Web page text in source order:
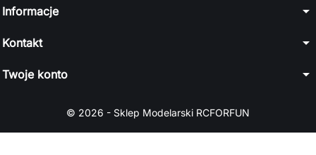
Informacje arrow_drop_down
Kontakt arrow_drop_down
Twoje konto arrow_drop_down
© 2026 - Sklep Modelarski RCFORFUN